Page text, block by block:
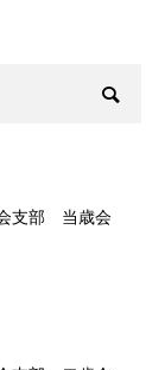
支部 当歳会